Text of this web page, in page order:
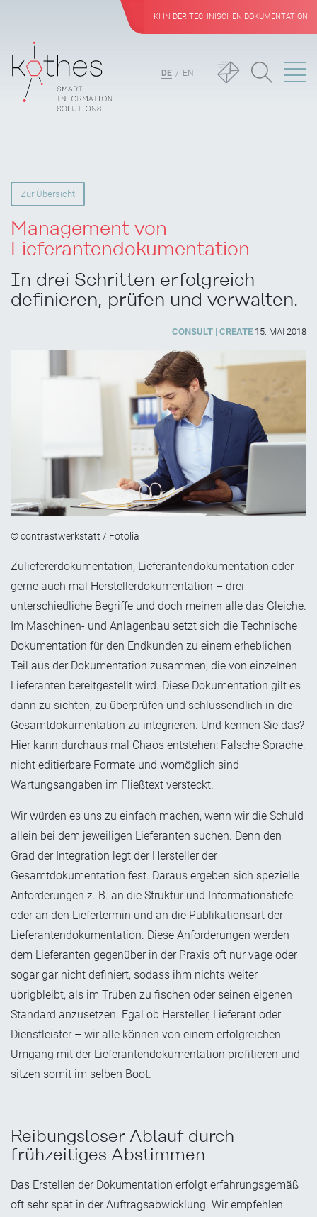
KI IN DER TECHNISCHEN DOKUMENTATION
DE EN
Zur Übersicht
Management von
Lieferantendokumentation
In drei Schritten erfolgreich
definieren, prüfen und verwalten.
CONSULT CREATE 15. MAI 2018
© contrastwerkstatt / Fotolia
Zuliefererdokumentation, Lieferantendokumentation oder
gerne auch mal Herstellerdokumentation – drei
unterschiedliche Begriffe und doch meinen alle das Gleiche.
Im Maschinen- und Anlagenbau setzt sich die Technische
Dokumentation für den Endkunden zu einem erheblichen
Teil aus der Dokumentation zusammen, die von einzelnen
Lieferanten bereitgestellt wird. Diese Dokumentation gilt es
dann zu sichten, zu überprüfen und schlussendlich in die
Gesamtdokumentation zu integrieren. Und kennen Sie das?
Hier kann durchaus mal Chaos entstehen: Falsche Sprache,
nicht editierbare Formate und womöglich sind
Wartungsangaben im Fließtext versteckt.
Wir würden es uns zu einfach machen, wenn wir die Schuld
allein bei dem jeweiligen Lieferanten suchen. Denn den
Grad der Integration legt der Hersteller der
Gesamtdokumentation fest. Daraus ergeben sich spezielle
Anforderungen z. B. an die Struktur und Informationstiefe
oder an den Liefertermin und an die Publikationsart der
Lieferantendokumentation. Diese Anforderungen werden
dem Lieferanten gegenüber in der Praxis oft nur vage oder
sogar gar nicht definiert, sodass ihm nichts weiter
übrigbleibt, als im Trüben zu fischen oder seinen eigenen
Standard anzusetzen. Egal ob Hersteller, Lieferant oder
Dienstleister – wir alle können von einem erfolgreichen
Umgang mit der Lieferantendokumentation profitieren und
sitzen somit im selben Boot.
Reibungsloser Ablauf durch
frühzeitiges Abstimmen
Das Erstellen der Dokumentation erfolgt erfahrungsgemäß
oft sehr spät in der Auftragsabwicklung. Wir empfehlen